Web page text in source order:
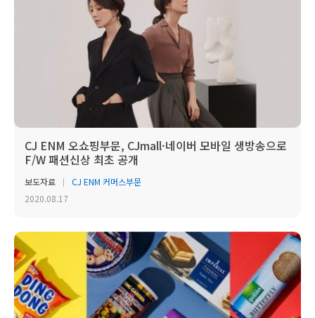
CJ ENM 오쇼핑부문, CJmall·네이버 모바일 생방송으로
F/W 패션신상 최초 공개
보도자료
CJ ENM 커머스부문
2020.08.17